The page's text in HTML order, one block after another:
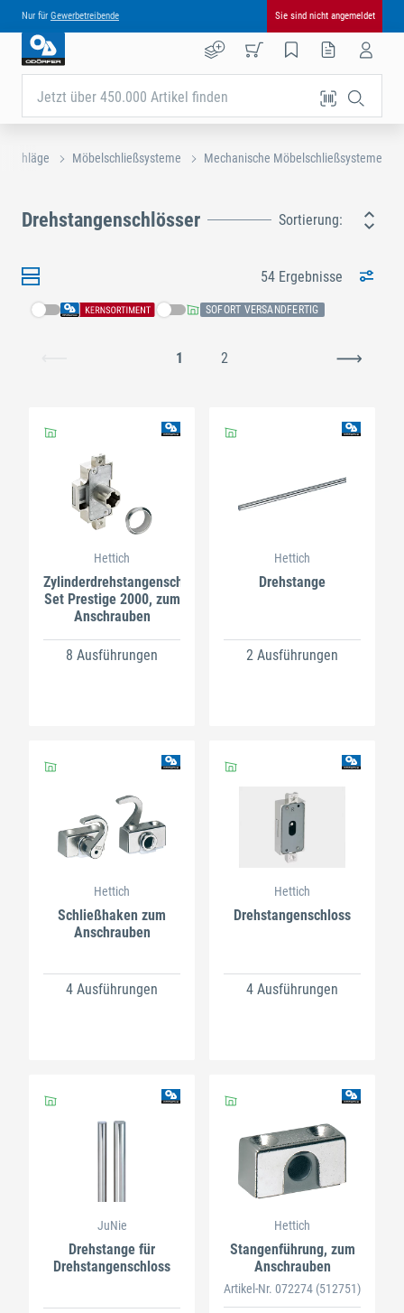
Nur für Gewerbetreibende Sie sind nicht angemeldet
Jetzt über 450.000 Artikel finden
Möbelschließsysteme Mechanische Möbelschließsysteme
Drehstangenschlösser Sortierung:
54 Ergebnisse
SOFORT VERSANDFERTIG
1 2
Hettich
Zylinderdrehstangenschloss-
Set Prestige 2000, zum
Anschrauben
8 Ausführungen
Hettich
Drehstange
2 Ausführungen
Hettich
Schließhaken zum
Anschrauben
4 Ausführungen
Hettich
Drehstangenschloss
4 Ausführungen
JuNie
Drehstange für
Drehstangenschloss
Hettich
Stangenführung, zum
Anschrauben
Artikel-Nr. 072274 (512751)